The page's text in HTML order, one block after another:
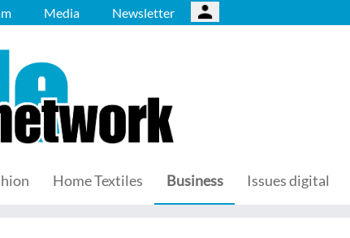
Media Newsletter
Home Textiles Business Issues digital